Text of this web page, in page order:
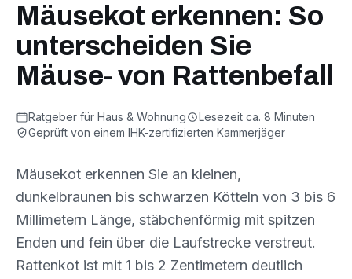
Mäusekot erkennen: So
unterscheiden Sie
Mäuse- von Rattenbefall
Ratgeber für Haus & Wohnung
Lesezeit ca. 8 Minuten
Geprüft von einem IHK-zertifizierten Kammerjäger
Mäusekot erkennen Sie an kleinen,
dunkelbraunen bis schwarzen Kötteln von 3 bis 6
Millimetern Länge, stäbchenförmig mit spitzen
Enden und fein über die Laufstrecke verstreut.
Rattenkot ist mit 1 bis 2 Zentimetern deutlich